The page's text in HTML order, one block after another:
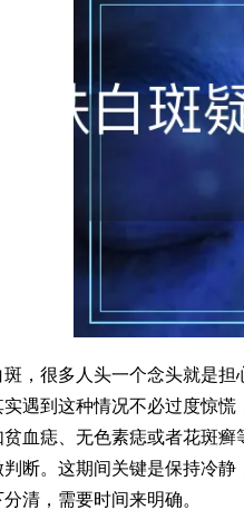
，很多人头一个念头就是
遇到这种情况不必过度惊
血痣、无色素痣或者花斑
断。这期间关键是保持冷
清，需要时间来明确。